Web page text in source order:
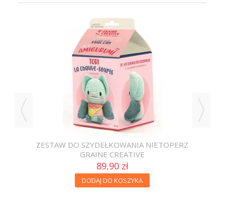
ZESTAW DO SZYDEŁKOWANIA NIETOPERZ
GRAINE CREATIVE
89,90 zł
DODAJ DO KOSZYKA